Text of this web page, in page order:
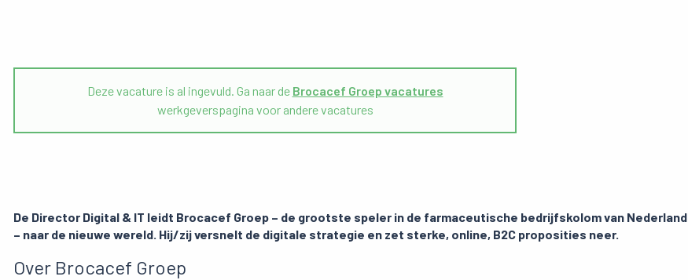
Deze vacature is al ingevuld. Ga naar de Brocacef Groep vacatures
werkgeverspagina voor andere vacatures
De Director Digital & IT leidt Brocacef Groep – de grootste speler in de farmaceutische bedrijfskolom van Nederland
– naar de nieuwe wereld. Hij/zij versnelt de digitale strategie en zet sterke, online, B2C proposities neer.
Over Brocacef Groep